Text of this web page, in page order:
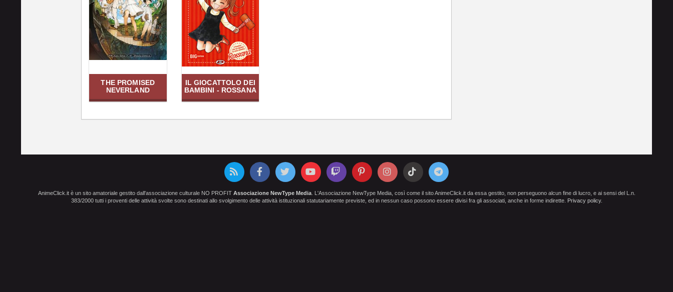
THE PROMISED
NEVERLAND
IL GIOCATTOLO DEI
BAMBINI - ROSSANA
AnimeClick.it è un sito amatoriale gestito dall'associazione culturale NO PROFIT Associazione NewType Media. L'Associazione NewType Media, così come il sito AnimeClick.it da essa gestito, non perseguono alcun fine di lucro, e ai sensi del L.n.
383/2000 tutti i proventi delle attività svolte sono destinati allo svolgimento delle attività istituzionali statutariamente previste, ed in nessun caso possono essere divisi fra gli associati, anche in forme indirette. Privacy policy.